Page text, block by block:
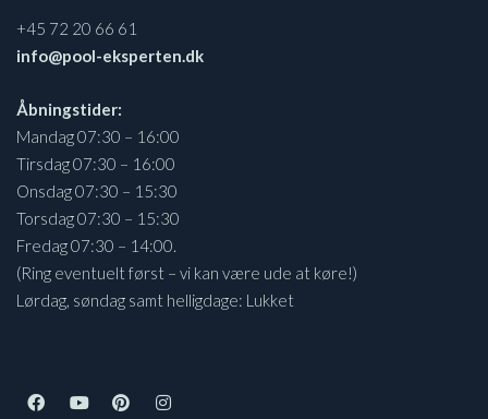
+45 72 20 66 61
info@pool-eksperten.dk
Åbningstider:
Mandag 07:30 – 16:00
Tirsdag 07:30 – 16:00
Onsdag 07:30 – 15:30
Torsdag 07:30 – 15:30
Fredag 07:30 – 14:00.
(Ring eventuelt først – vi kan være ude at køre!)
Lørdag, søndag samt helligdage: Lukket